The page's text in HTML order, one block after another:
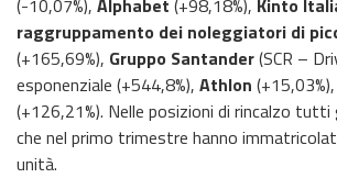
raggruppamento dei noleggiatori di
(+165,69%), Gruppo Santander(SCR –
esponenziale (+544,8%), Athlon (+15,03%),
(+126,21%). Nelle posizioni di rincalzo
che nel primo trimestre hanno
unità.